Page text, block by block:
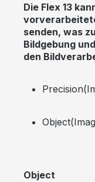
Die Flex 13
senden, was
Bildgebung
den
Object